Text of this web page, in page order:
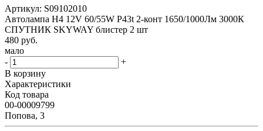
Артикул: S09102010
Автолампа H4 12V 60/55W P43t 2-конт 1650/1000Лм 3000К
СПУТНИК SKYWAY блистер 2 шт
480 руб.
мало
-
+
В корзину
Характеристики
Код товара
00-00009799
Попова, 3